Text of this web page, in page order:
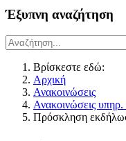
Έξυπνη αναζήτηση
Βρίσκεστε εδώ:
Αρχική
Ανακοινώσεις
Ανακοινώσεις υπηρ.
Πρόσκληση